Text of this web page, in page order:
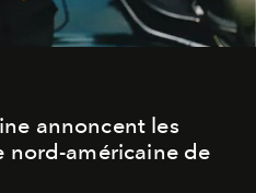
annoncent les
nord-américaine de